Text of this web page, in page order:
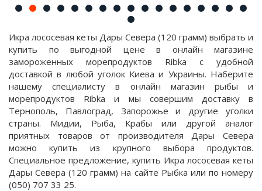
Икра лососевая кеты Дары Севера (120 грамм) выбрать и
купить по выгодной цене в онлайн магазине
замороженных морепродуктов Ribka с удобной
доставкой в любой уголок Киева и Украины. Наберите
нашему специалисту в онлайн магазин рыбы и
морепродуктов Ribka и мы совершим доставку в
Тернополь, Павлоград, Запорожье и другие уголки
страны. Мидии, Рыба, Крабы или другой аналог
приятных товаров от производителя Дары Севера
можно купить из крупного выбора продуктов.
Специальное предложение, купить Икра лососевая кеты
Дары Севера (120 грамм) на сайте Рыбка или по номеру
(050) 707 33 25.